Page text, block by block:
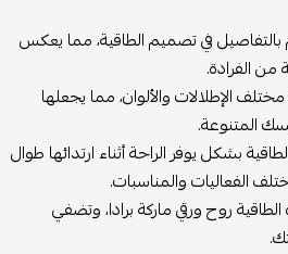
بالتفاصيل في تصميم الطاقية، مما يعكس
الفرادة.
الإطلالات والألوان، مما يجعلها
المتنوعة.
بشكل يوفر الراحة أثناء ارتدائها طوال
الفعاليات والمناسبات.
روح ورقي ماركة برادا، وتضفي